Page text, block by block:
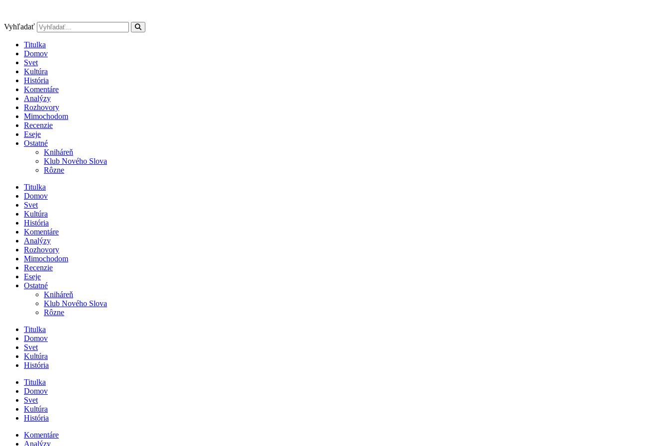
obsah
Vyhľadať
Titulka
Domov
Svet
Kultúra
História
Komentáre
Analýzy
Rozhovory
Mimochodom
Recenzie
Eseje
Ostatné
Kniháreň
Klub Nového Slova
Rôzne
Titulka
Domov
Svet
Kultúra
História
Komentáre
Analýzy
Rozhovory
Mimochodom
Recenzie
Eseje
Ostatné
Kniháreň
Klub Nového Slova
Rôzne
Titulka
Domov
Svet
Kultúra
História
Titulka
Domov
Svet
Kultúra
História
Komentáre
Analýzy